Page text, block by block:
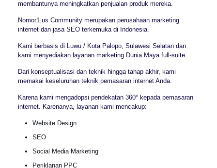
membantunya meningkatkan penjualan produk mereka.
Nomor1.us Community merupakan perusahaan marketing
internet dan jasa SEO terkemuka di Indonesia.
Kami berbasis di Luwu / Kota Palopo, Sulawesi Selatan dan
kami menyediakan layanan marketing Dunia Maya full-suite.
Dari konseptualisasi dan teknik hingga tahap akhir, kami
memakai keseluruhan teknik pemasaran internet Anda.
Karena kami mengadopsi pendekatan 360° kepada pemasaran
internet. Karenanya, layanan kami mencakup:
Website Design
SEO
Social Media Marketing
Periklanan PPC